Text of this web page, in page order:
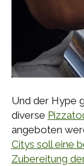
Und der Hype
diverse
angeboten
Citys soll eine
Zubereitung